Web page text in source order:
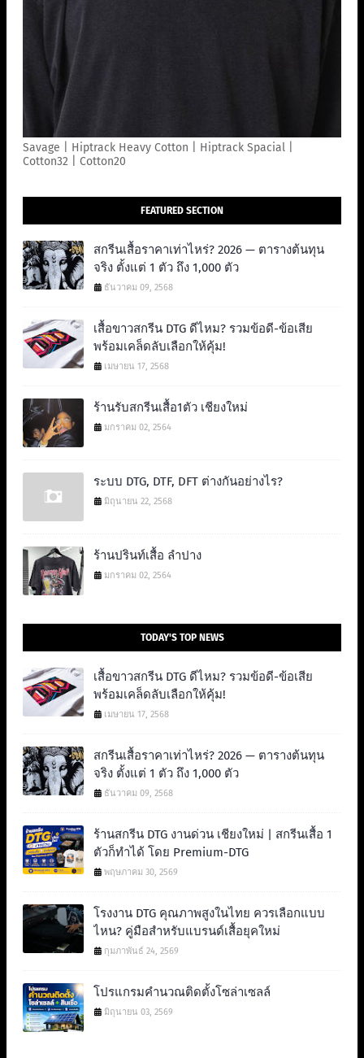
Savage | Hiptrack Heavy Cotton | Hiptrack Spacial |
Cotton32 | Cotton20
FEATURED SECTION
สกรีนเสื้อราคาเท่าไหร่? 2026 — ตารางต้นทุน
จริง ตั้งแต่ 1 ตัว ถึง 1,000 ตัว
ธันวาคม 09, 2568
เสื้อขาวสกรีน DTG ดีไหม? รวมข้อดี-ข้อเสีย
พร้อมเคล็ดลับเลือกให้คุ้ม!
เมษายน 17, 2568
ร้านรับสกรีนเสื้อ1ตัว เชียงใหม่
มกราคม 02, 2564
ระบบ DTG, DTF, DFT ต่างกันอย่างไร?
มิถุนายน 22, 2568
ร้านปรินท์เสื้อ ลำปาง
มกราคม 02, 2564
TODAY'S TOP NEWS
เสื้อขาวสกรีน DTG ดีไหม? รวมข้อดี-ข้อเสีย
พร้อมเคล็ดลับเลือกให้คุ้ม!
เมษายน 17, 2568
สกรีนเสื้อราคาเท่าไหร่? 2026 — ตารางต้นทุน
จริง ตั้งแต่ 1 ตัว ถึง 1,000 ตัว
ธันวาคม 09, 2568
ร้านสกรีน DTG งานด่วน เชียงใหม่ | สกรีนเสื้อ 1
ตัวก็ทำได้ โดย Premium-DTG
พฤษภาคม 30, 2569
โรงงาน DTG คุณภาพสูงในไทย ควรเลือกแบบ
ไหน? คู่มือสำหรับแบรนด์เสื้อยุคใหม่
กุมภาพันธ์ 24, 2569
โปรแกรมคำนวณติดตั้งโซล่าเซลล์
มิถุนายน 03, 2569